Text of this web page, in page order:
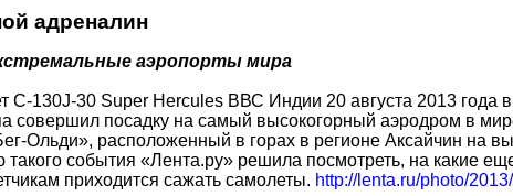
адреналин
аэропорты мира
C-130J-30 Super Hercules ВВС Индии 20 августа 2013 года
совершил посадку на самый высокогорный аэродром в
Ольди», расположенный в горах в регионе Аксайчин на
такого события «Лента.ру» решила посмотреть, на какие
приходится сажать самолеты. http://lenta.ru/photo/